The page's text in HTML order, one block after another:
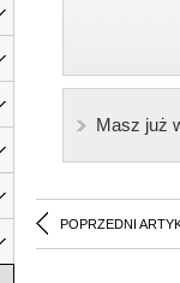
Masz już
POPRZEDNI